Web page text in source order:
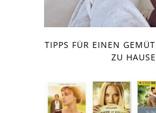
TIPPS FÜR EINEN
ZU HAUSE